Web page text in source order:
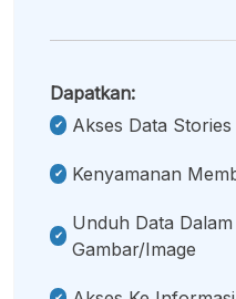
Dapatkan:
Akses Data
Kenyamanan
Unduh Data
Gambar/image